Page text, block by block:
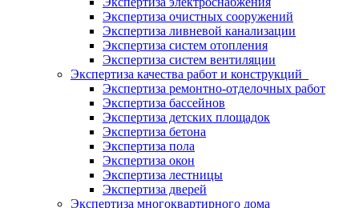
Экспертиза очистных сооружений
Экспертиза ливневой канализации
Экспертиза систем отопления
Экспертиза систем вентиляции
Экспертиза качества работ и конструкций
Экспертиза ремонтно-отделочных работ
Экспертиза бассейнов
Экспертиза детских площадок
Экспертиза бетона
Экспертиза пола
Экспертиза окон
Экспертиза лестницы
Экспертиза дверей
Экспертиза многоквартирного дома